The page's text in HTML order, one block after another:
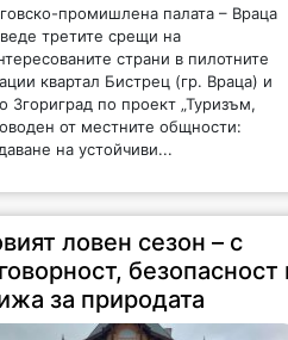
промишлена палата – Враца
третите срещи на
страни в пилотните
квартал Бистрец (гр. Враца) и
Згориград по проект „Туризъм,
от местните общности:
на устойчиви...
ловен сезон – с
безопасност
за природата